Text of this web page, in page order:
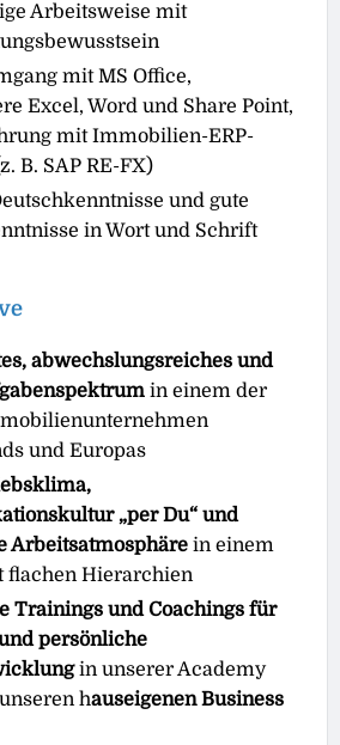
Arbeitsweise mit
mit MS Oﬃce,
Excel, Word und Share Point,
mit Immobilien-ERP-
B. SAP RE-FX)
und gute
in Wort und Schrift
abwechslungsreiches und
in einem der
und Europas
„per Du“ und
Arbeitsatmosphärein einem
flachen Hierarchien
Trainings und Coachings für
persönliche
in unserer Academy
hauseigenen Business